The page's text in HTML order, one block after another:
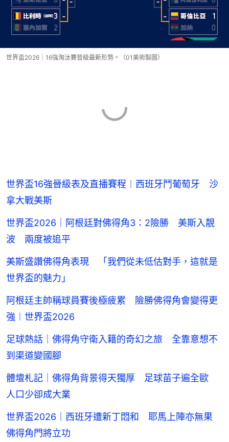
世界盃2026｜16強淘汰賽晉級最新形勢。（01美術製圖）
世界盃16強晉級表及直播賽程︱西班牙鬥葡萄牙 沙
拿大戰美斯
世界盃2026｜阿根廷對佛得角3：2險勝 美斯入靚
波 兩度被追平
美斯盛讚佛得角表現 「我們從未低估對手，這就是
世界盃的魅力」
阿根廷主帥稱球員賽後極疲累 險勝佛得角會變得更
強︱世界盃2026
足球熱話｜佛得角守衛入籍的奇幻之旅 全靠意想不
到渠道變國腳
體壇札記｜佛得角背景得天獨厚 足球苗子遍全歐
人口少卻成大業
世界盃2026｜西班牙遭新丁悶和 耶馬上陣亦無果
佛得角門將立功